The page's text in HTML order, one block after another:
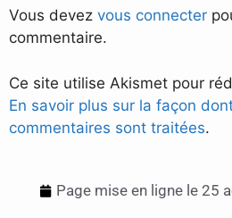
Vous devez vous connecter
commentaire.
Ce site utilise Akismet pour
En savoir plus sur la façon
commentaires sont traitées.
Page mise en ligne le 25